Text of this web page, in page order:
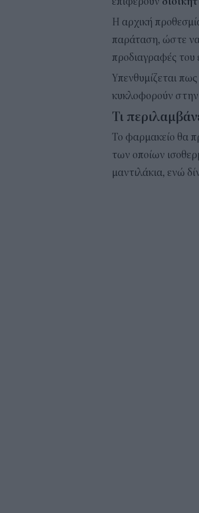
Η αρχική
παράταση, ώστε να
προδιαγραφές
Υπενθυμίζεται
κυκλοφορούν στην
Τι
Το φαρμακείο θα
των οποίων
μαντιλάκια, ενώ